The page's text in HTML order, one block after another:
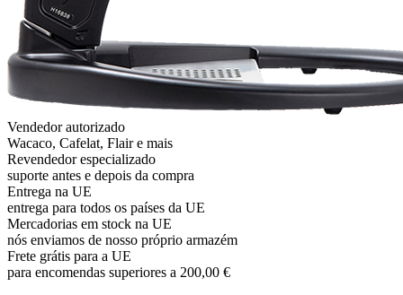
Vendedor autorizado
Wacaco, Cafelat, Flair e mais
Revendedor especializado
suporte antes e depois da compra
Entrega na UE
entrega para todos os países da UE
Mercadorias em stock na UE
nós enviamos de nosso próprio armazém
Frete grátis para a UE
para encomendas superiores a 200,00 €